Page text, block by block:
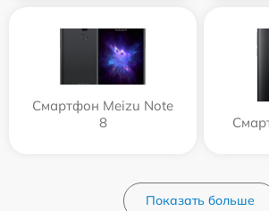
Смартфон Meizu Note
8
Показать больше